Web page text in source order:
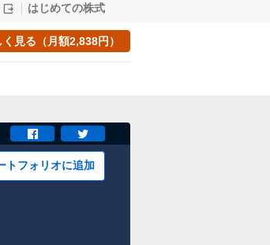
はじめての株式
見る（月額2,838円）
トフォリオに追加